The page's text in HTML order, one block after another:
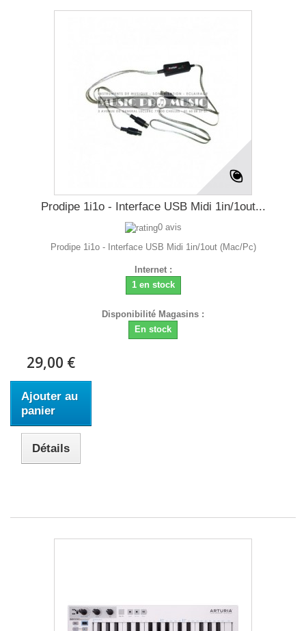
Prodipe 1i1o - Interface USB Midi 1in/1out...
0 avis
Prodipe 1i1o - Interface USB Midi 1in/1out (Mac/Pc)
Internet :
1 en stock
Disponibilité Magasins :
En stock
29,00 €
Ajouter au
panier
Détails